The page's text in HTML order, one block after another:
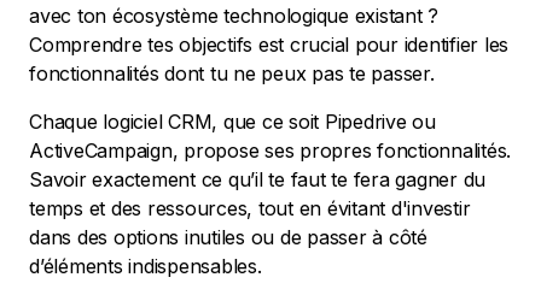
avec ton écosystème technologique existant ?
Comprendre tes objectifs est crucial pour identifier les
fonctionnalités dont tu ne peux pas te passer.
Chaque logiciel CRM, que ce soit Pipedrive ou
ActiveCampaign, propose ses propres fonctionnalités.
Savoir exactement ce qu’il te faut te fera gagner du
temps et des ressources, tout en évitant d'investir
dans des options inutiles ou de passer à côté
d’éléments indispensables.